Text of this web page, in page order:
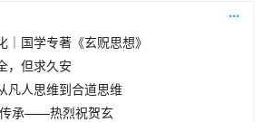
...
｜国学专著《玄贶思想》
，但求久安
凡人思维到合道思维
承——热烈祝贺玄